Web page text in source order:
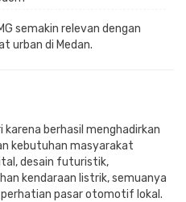
semakin relevan dengan
urban di Medan.
karena berhasil menghadirkan
kebutuhan masyarakat
desain futuristik,
kendaraan listrik, semuanya
pasar otomotif lokal.